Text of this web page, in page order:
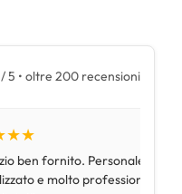
5 • oltre 200 recensioni
ben fornito. Personale
e molto professionale.